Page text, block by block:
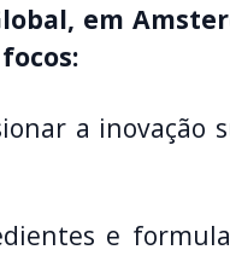
em
a inovação
e